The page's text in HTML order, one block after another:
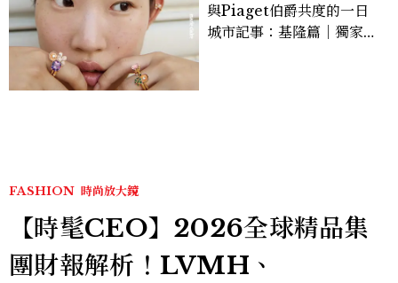
與Piaget伯爵共度的一日
城市記事：基隆篇｜獨家影
FASHION 時尚放大鏡
【時髦CEO】2026全球精品集
團財報解析！LVMH、